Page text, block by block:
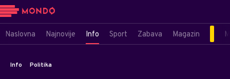
Naslovna Najnovije Info Sport Zabava Magazin
Info Politika